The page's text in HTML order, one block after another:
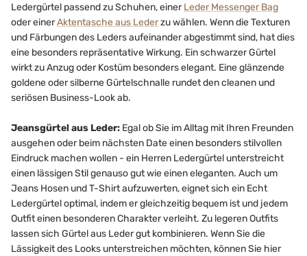
Ledergürtel passend zu Schuhen, einerLeder Messenger Bag
oder einerAktentasche aus Lederzu wählen. Wenn die Texturen
und Färbungen des Leders aufeinander abgestimmt sind, hat dies
eine besonders repräsentative Wirkung. Ein schwarzer Gürtel
wirkt zu Anzug oder Kostüm besonders elegant. Eine glänzende
goldene oder silberne Gürtelschnalle rundet den cleanen und
seriösen Business-Look ab.
Jeansgürtel aus Leder: Egal ob Sie im Alltag mit Ihren Freunden
ausgehen oder beim nächsten Date einen besonders stilvollen
Eindruck machen wollen - ein Herren Ledergürtel unterstreicht
einen lässigen Stil genauso gut wie einen eleganten. Auch um
Jeans Hosen und T-Shirt aufzuwerten, eignet sich ein Echt
Ledergürtel optimal, indem er gleichzeitig bequem ist und jedem
Outfit einen besonderen Charakter verleiht. Zu legeren Outfits
lassen sich Gürtel aus Leder gut kombinieren. Wenn Sie die
Lässigkeit des Looks unterstreichen möchten, können Sie hier